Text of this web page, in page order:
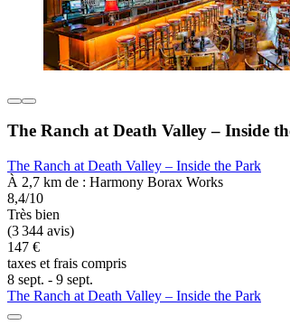
The Ranch at Death Valley – Inside
The Ranch at Death Valley – Inside the Park
À 2,7 km de : Harmony Borax Works
8,4/10
Très bien
(3 344 avis)
147 €
taxes et frais compris
8 sept. - 9 sept.
The Ranch at Death Valley – Inside the Park